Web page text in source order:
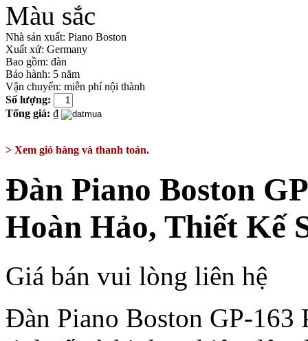
Màu sắc
Nhà sản xuất: Piano Boston
Xuất xứ: Germany
Bao gồm: đàn
Bảo hành: 5 năm
Vận chuyển: miễn phí nội thành
Số lượng:
Tổng giá: ₫
> Xem giỏ hàng và thanh toán.
Đàn Piano Boston
Hoàn Hảo, Thiết Kế
Giá bán vui lòng liên hệ
Đàn Piano Boston GP-163